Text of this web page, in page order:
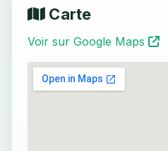
Carte
Voir sur Google Maps